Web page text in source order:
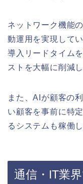
ネットワーク機能
動運用を実現して
導入リードタイム
ストを大幅に削減し
また、AIが顧客の
い顧客を事前に特
るシステムも稼働
通信・IT業